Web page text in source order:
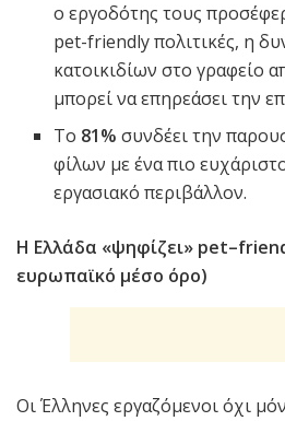
ο εργοδότης τους
pet-friendly πολιτικές, η
κατοικιδίων στο γραφείο
μπορεί να επηρεάσει την
Το 81% συνδέει την
φίλων με ένα πιο
εργασιακό περιβάλλον.
Η Ελλάδα «ψηφίζει» pet–
ευρωπαϊκό μέσο όρο)
Οι Έλληνες εργαζόμενοι όχι